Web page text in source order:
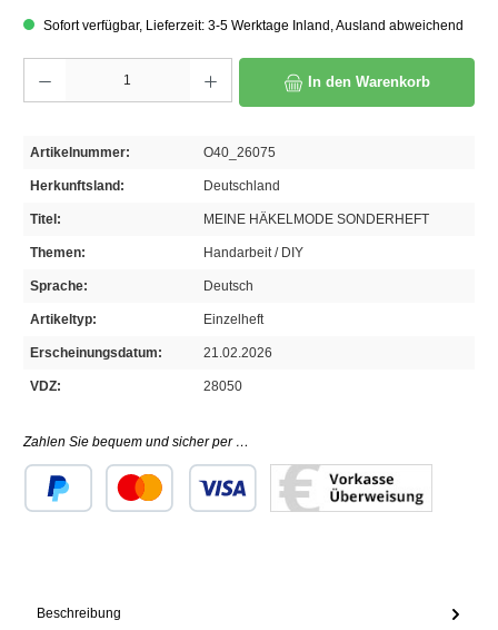
Sofort verfügbar, Lieferzeit: 3-5 Werktage Inland, Ausland abweichend
In den Warenkorb
Artikelnummer: O40_26075
Herkunftsland: Deutschland
Titel: MEINE HÄKELMODE SONDERHEFT
Themen: Handarbeit / DIY
Sprache: Deutsch
Artikeltyp: Einzelheft
Erscheinungsdatum: 21.02.2026
VDZ: 28050
Zahlen Sie bequem und sicher per …
Beschreibung